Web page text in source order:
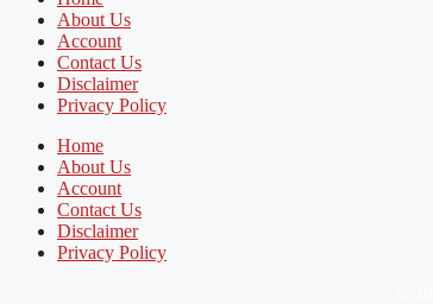
About Us
Account
Contact Us
Disclaimer
Privacy Policy
Home
About Us
Account
Contact Us
Disclaimer
Privacy Policy